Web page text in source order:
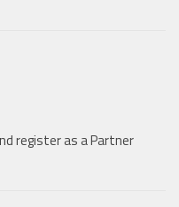
register as a Partner